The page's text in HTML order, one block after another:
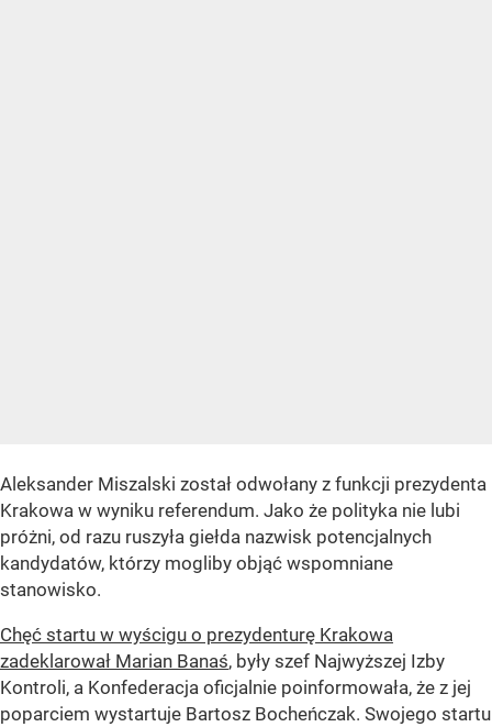
Aleksander Miszalski został odwołany z funkcji prezydenta
Krakowa w wyniku referendum. Jako że polityka nie lubi
próżni, od razu ruszyła giełda nazwisk potencjalnych
kandydatów, którzy mogliby objąć wspomniane
stanowisko.
Chęć startu w wyścigu o prezydenturę Krakowa
zadeklarował Marian Banaś, były szef Najwyższej Izby
Kontroli, a Konfederacja oficjalnie poinformowała, że z jej
poparciem wystartuje Bartosz Bocheńczak. Swojego startu